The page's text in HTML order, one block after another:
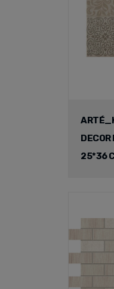
DECOR
25*36